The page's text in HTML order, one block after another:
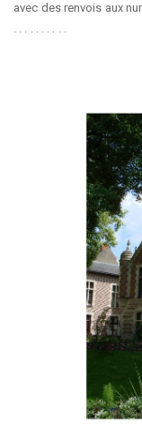
avec des renvois aux
. . . . . . . . . .